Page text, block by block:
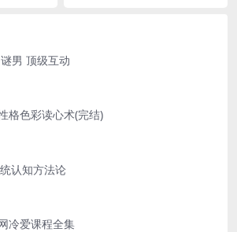
男 顶级互动
格色彩读心术(完结)
认知方法论
冷爱课程全集